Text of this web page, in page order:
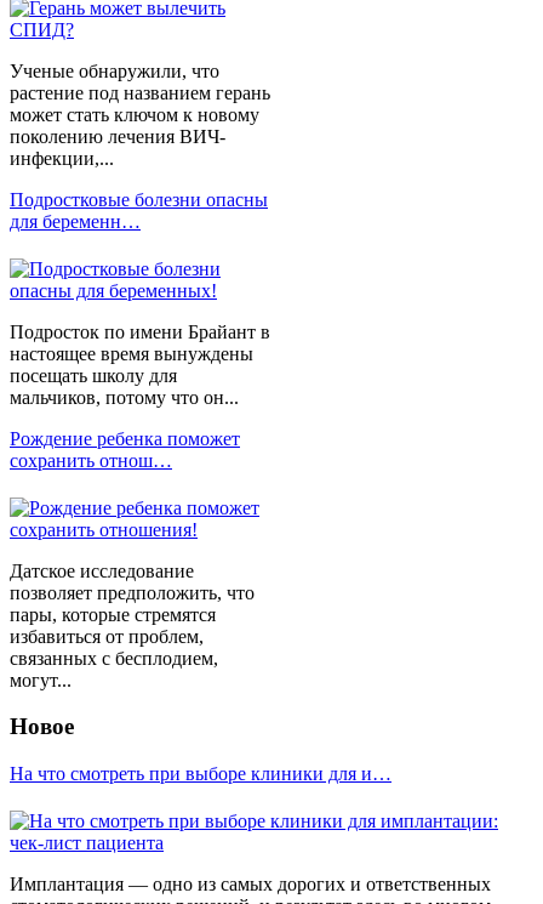
Ученые обнаружили, что
растение под названием герань
может стать ключом к новому
поколению лечения ВИЧ-
инфекции,...
Подростковые болезни опасны
для беременн…
Подросток по имени Брайант в
настоящее время вынуждены
посещать школу для
мальчиков, потому что он...
Рождение ребенка поможет
сохранить отнош…
Датское исследование
позволяет предположить, что
пары, которые стремятся
избавиться от проблем,
связанных с бесплодием,
могут...
Новое
На что смотреть при выборе клиники для и…
Имплантация — одно из самых дорогих и ответственных